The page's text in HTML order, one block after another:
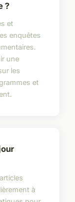
?
et
enquêtes
une
les
et
à